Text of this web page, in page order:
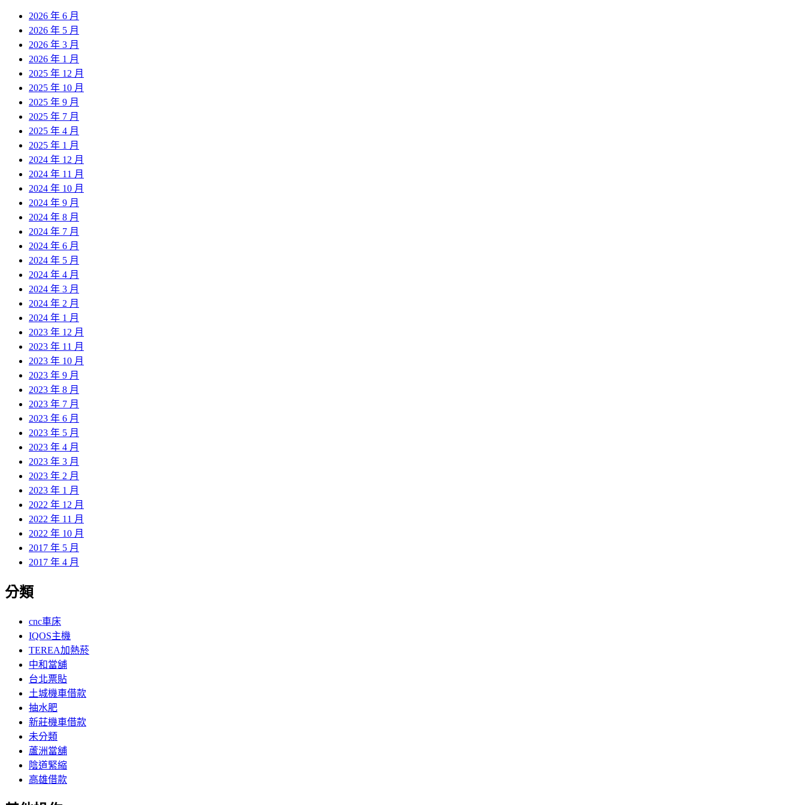
2026 年 6 月
2026 年 5 月
2026 年 3 月
2026 年 1 月
2025 年 12 月
2025 年 10 月
2025 年 9 月
2025 年 7 月
2025 年 4 月
2025 年 1 月
2024 年 12 月
2024 年 11 月
2024 年 10 月
2024 年 9 月
2024 年 8 月
2024 年 7 月
2024 年 6 月
2024 年 5 月
2024 年 4 月
2024 年 3 月
2024 年 2 月
2024 年 1 月
2023 年 12 月
2023 年 11 月
2023 年 10 月
2023 年 9 月
2023 年 8 月
2023 年 7 月
2023 年 6 月
2023 年 5 月
2023 年 4 月
2023 年 3 月
2023 年 2 月
2023 年 1 月
2022 年 12 月
2022 年 11 月
2022 年 10 月
2017 年 5 月
2017 年 4 月
分類
cnc車床
IQOS主機
TEREA加熱菸
中和當舖
台北票貼
土城機車借款
抽水肥
新莊機車借款
未分類
蘆洲當舖
陰道緊縮
高雄借款